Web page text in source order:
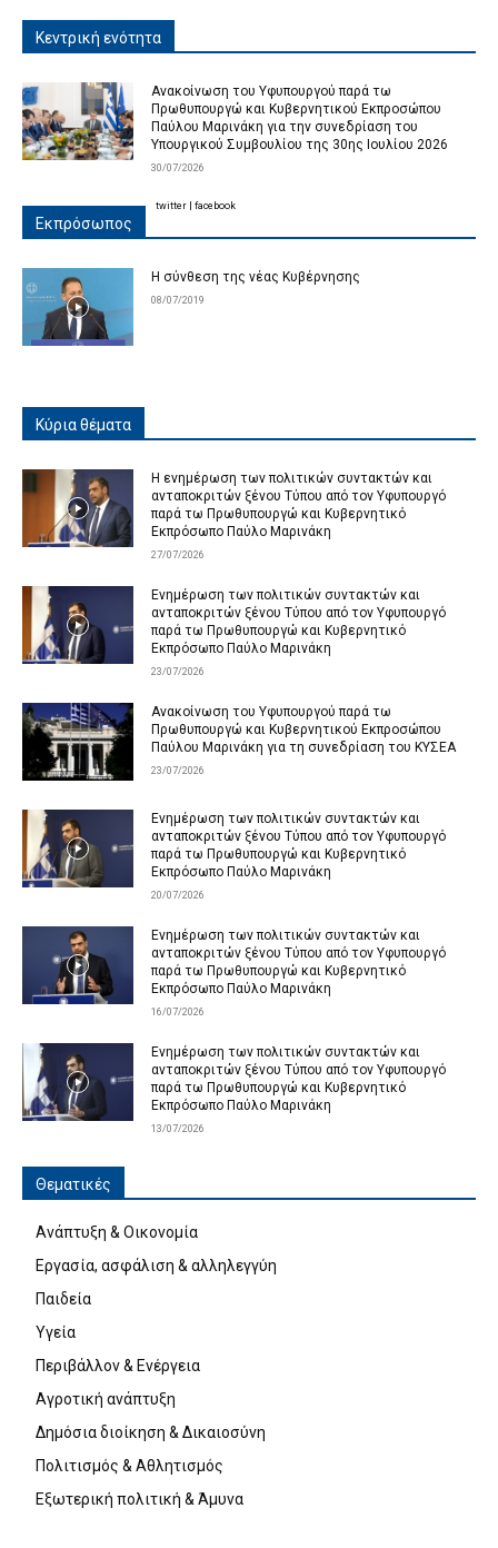
Κεντρική ενότητα
Ανακοίνωση του Υφυπουργού παρά τω
Πρωθυπουργώ και Κυβερνητικού Εκπροσώπου
Παύλου Μαρινάκη για την συνεδρίαση του
Υπουργικού Συμβουλίου της 30ης Ιουλίου 2026
30/07/2026
Εκπρόσωπος
Η σύνθεση της νέας Κυβέρνησης
08/07/2019
twitter facebook
Κύρια θέματα
Η ενημέρωση των πολιτικών συντακτών και
ανταποκριτών ξένου Τύπου από τον Υφυπουργό
παρά τω Πρωθυπουργώ και Κυβερνητικό
Εκπρόσωπο Παύλο Μαρινάκη
27/07/2026
Ενημέρωση των πολιτικών συντακτών και
ανταποκριτών ξένου Τύπου από τον Υφυπουργό
παρά τω Πρωθυπουργώ και Κυβερνητικό
Εκπρόσωπο Παύλο Μαρινάκη
23/07/2026
Ανακοίνωση του Υφυπουργού παρά τω
Πρωθυπουργώ και Κυβερνητικού Εκπροσώπου
Παύλου Μαρινάκη για τη συνεδρίαση του ΚΥΣΕΑ
23/07/2026
Ενημέρωση των πολιτικών συντακτών και
ανταποκριτών ξένου Τύπου από τον Υφυπουργό
παρά τω Πρωθυπουργώ και Κυβερνητικό
Εκπρόσωπο Παύλο Μαρινάκη
20/07/2026
Ενημέρωση των πολιτικών συντακτών και
ανταποκριτών ξένου Τύπου από τον Υφυπουργό
παρά τω Πρωθυπουργώ και Κυβερνητικό
Εκπρόσωπο Παύλο Μαρινάκη
16/07/2026
Ενημέρωση των πολιτικών συντακτών και
ανταποκριτών ξένου Τύπου από τον Υφυπουργό
παρά τω Πρωθυπουργώ και Κυβερνητικό
Εκπρόσωπο Παύλο Μαρινάκη
13/07/2026
Θεματικές
Ανάπτυξη & Οικονομία
Εργασία, ασφάλιση & αλληλεγγύη
Παιδεία
Υγεία
Περιβάλλον & Ενέργεια
Αγροτική ανάπτυξη
Δημόσια διοίκηση & Δικαιοσύνη
Πολιτισμός & Αθλητισμός
Εξωτερική πολιτική & Άμυνα